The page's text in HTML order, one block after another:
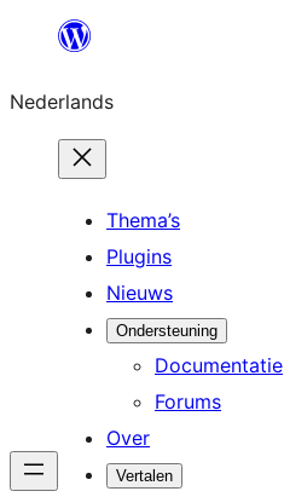
de
inhoud
Nederlands
Thema’s
Plugins
Nieuws
Ondersteuning
Documentatie
Forums
Over
Vertalen